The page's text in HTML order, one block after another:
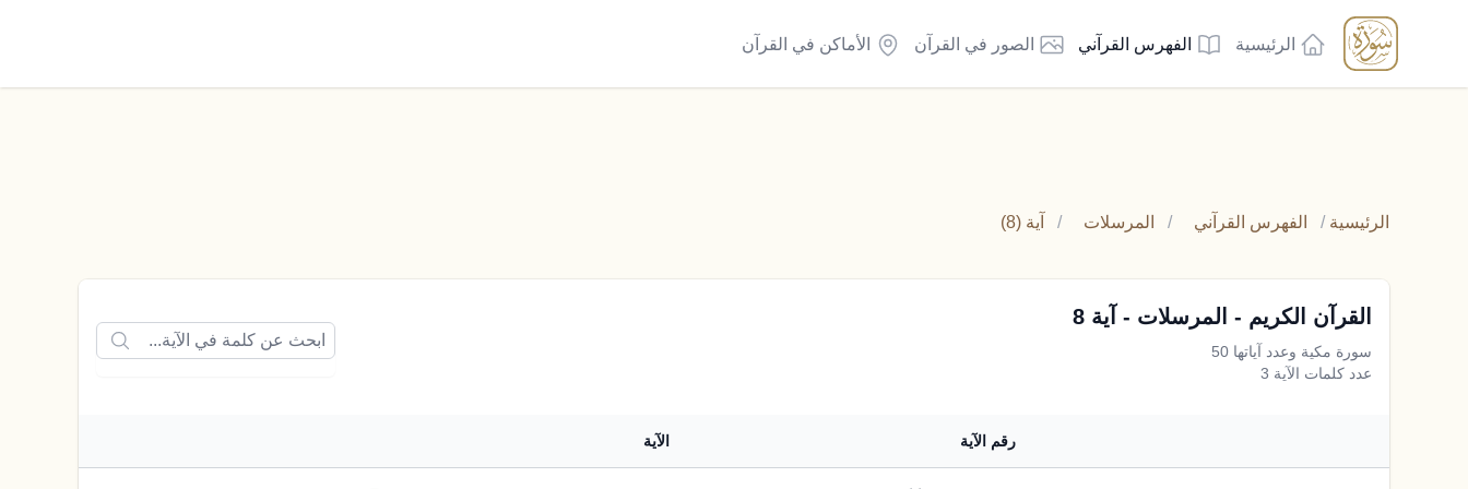
الرئيسية الفهرس القرآني الصور في القرآن الأماكن في القرآن
الرئيسية / الفهرس القرآني / المرسلات / آية (8)
القرآن الكريم - المرسلات - آية 8
سورة مكية وعدد آياتها 50
عدد كلمات الآية 3
رقم الآية الآية